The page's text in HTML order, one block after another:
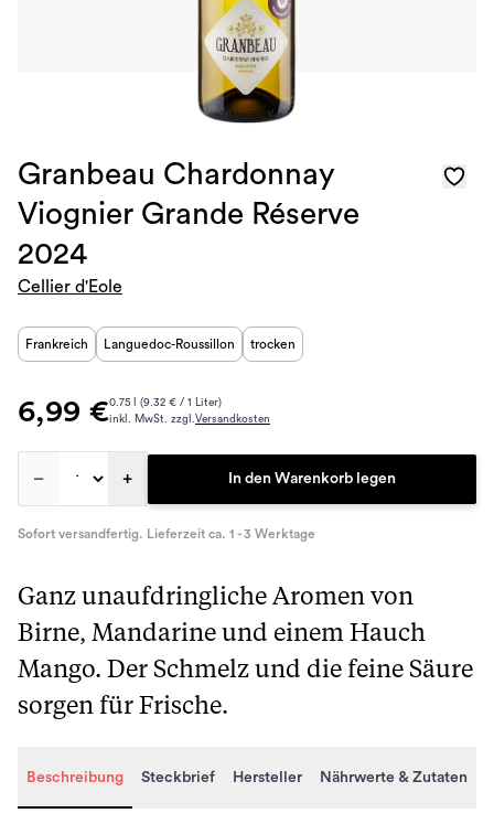
Granbeau Chardonnay
Viognier Grande Réserve
2024
Cellier d'Eole
Frankreich Languedoc-Roussillon trocken
6,99 €0.75 l (9.32 € / 1 Liter)
inkl. MwSt. zzgl.Versandkosten
– + In den Warenkorb legen
Sofort versandfertig. Lieferzeit ca. 1 - 3 Werktage
Ganz unaufdringliche Aromen von
Birne, Mandarine und einem Hauch
Mango. Der Schmelz und die feine Säure
sorgen für Frische.
Beschreibung Steckbrief Hersteller Nährwerte & Zutaten